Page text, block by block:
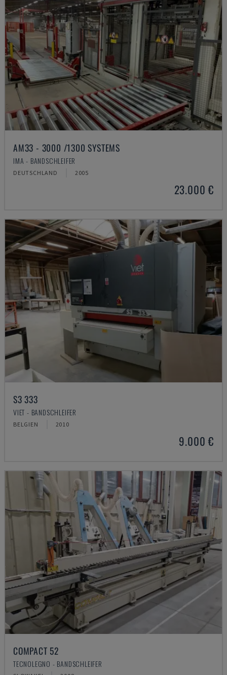
AM33 - 3000 /1300 SYSTEMS
IMA - BANDSCHLEIFER
DEUTSCHLAND 2005
23.000 €
S3 333
VIET - BANDSCHLEIFER
BELGIEN 2010
9.000 €
COMPACT 52
TECNOLEGNO - BANDSCHLEIFER